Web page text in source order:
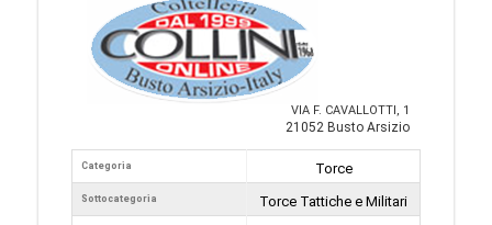
VIA F. CAVALLOTTI, 1
21052 Busto Arsizio
Categoria
Sottocategoria
Torce
Torce Tattiche e Militari